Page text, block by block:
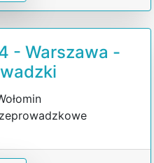
- Warszawa -